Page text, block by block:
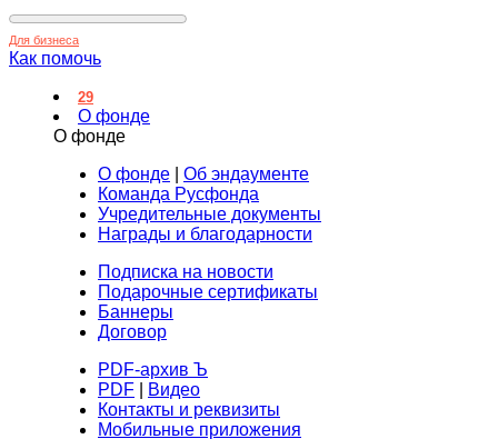
Для бизнеса
Как помочь
29
О фонде
О фонде
О фонде
Об эндаументе
Команда Русфонда
Учредительные документы
Награды и благодарности
Подписка на новости
Подарочные сертификаты
Баннеры
Договор
PDF-архив Ъ
PDF
Видео
Контакты и реквизиты
Мобильные приложения